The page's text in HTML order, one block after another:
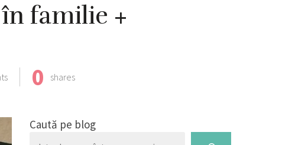
familie +
0 shares
Caută pe blog